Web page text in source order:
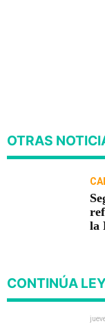
OTRAS
la
CONTINÚA